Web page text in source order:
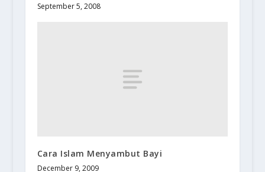
September 5, 2008
Cara Islam Menyambut Bayi
December 9, 2009